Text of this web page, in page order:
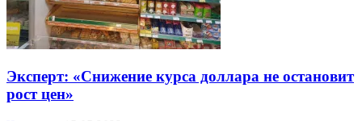
Эксперт: «Снижение курса доллара не остановит
рост цен»